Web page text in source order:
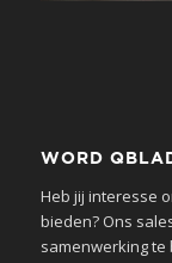
WORD
Heb jij interesse
bieden? Ons
samenwerking te